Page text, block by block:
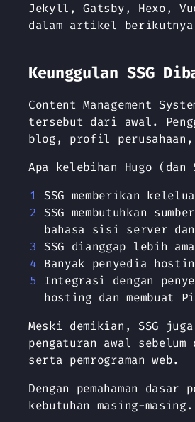
Jekyll, Gatsby, Hexo,
dalam artikel
Keunggulan SSG
Content Management
tersebut dari awal.
blog, profil
Apa kelebihan Hugo (dan
SSG memberikan
SSG membutuhkan
bahasa sisi server
SSG dianggap lebih
Banyak penyedia
Integrasi dengan
hosting dan membuat
Meski demikian, SSG
pengaturan awal
serta pemrograman web.
Dengan pemahaman
kebutuhan masing-